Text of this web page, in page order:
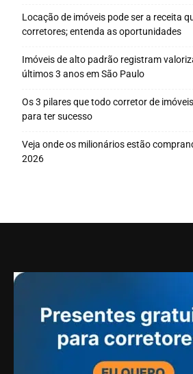
Locação de imóveis pode ser a receita
corretores; entenda as oportunidades
Imóveis de alto padrão registram
últimos 3 anos em São Paulo
Os 3 pilares que todo corretor de
para ter sucesso
Veja onde os milionários estão
2026